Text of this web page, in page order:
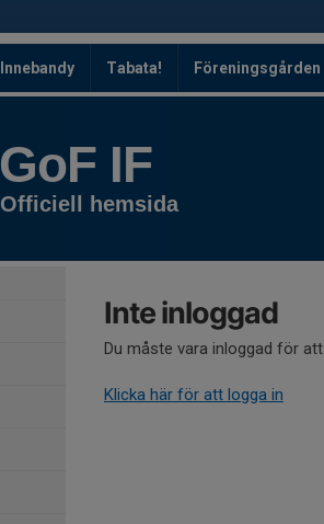
Innebandy Tabata! Föreningsgården
GoF IF
Officiell hemsida
Inte inloggad
Du måste vara inloggad för
Klicka här för att logga in